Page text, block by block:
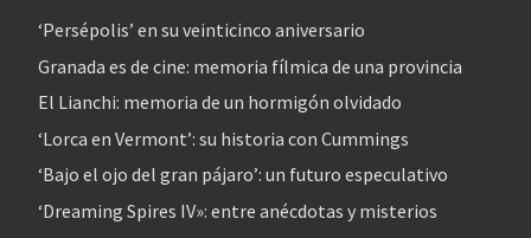
‘Persépolis’ en su veinticinco aniversario
Granada es de cine: memoria fílmica de una provincia
El Lianchi: memoria de un hormigón olvidado
‘Lorca en Vermont’: su historia con Cummings
‘Bajo el ojo del gran pájaro’: un futuro especulativo
‘Dreaming Spires IV»: entre anécdotas y misterios